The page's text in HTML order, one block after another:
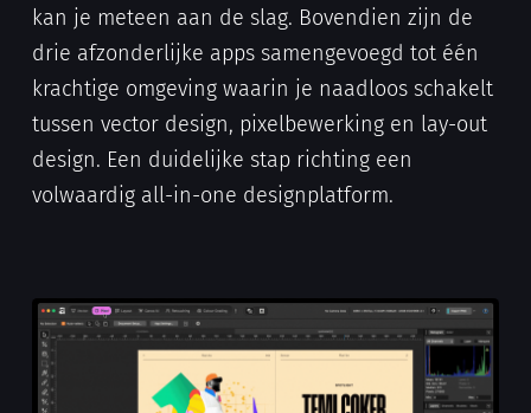
kan je meteen aan de slag. Bovendien zijn de
drie afzonderlijke apps samengevoegd tot één
krachtige omgeving waarin je naadloos schakelt
tussen vector design, pixelbewerking en lay-out
design. Een duidelijke stap richting een
volwaardig all-in-one designplatform.